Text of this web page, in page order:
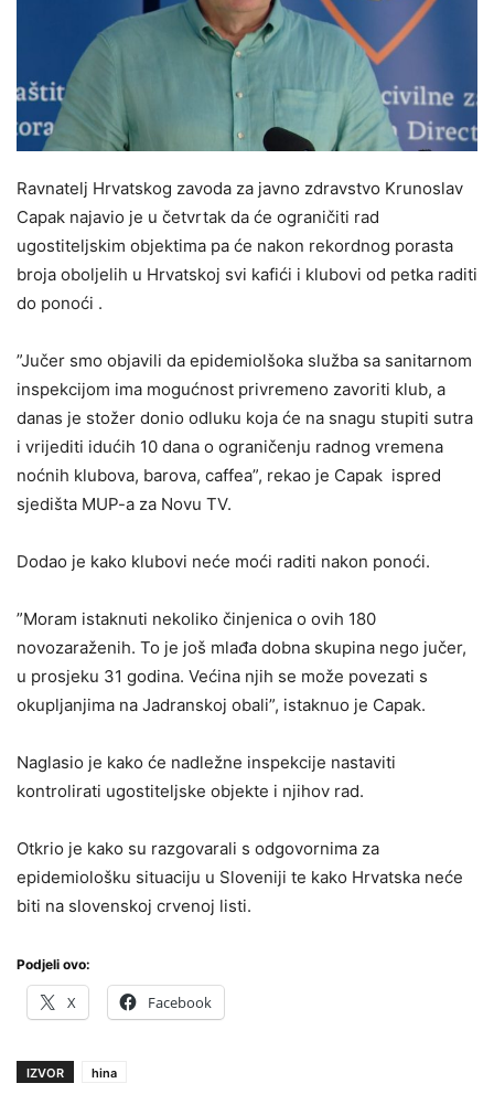
Ravnatelj Hrvatskog zavoda za javno zdravstvo Krunoslav
Capak najavio je u četvrtak da će ograničiti rad
ugostiteljskim objektima pa će nakon rekordnog porasta
broja oboljelih u Hrvatskoj svi kafići i klubovi od petka raditi
do ponoći .
”Jučer smo objavili da epidemiolšoka služba sa sanitarnom
inspekcijom ima mogućnost privremeno zavoriti klub, a
danas je stožer donio odluku koja će na snagu stupiti sutra
i vrijediti idućih 10 dana o ograničenju radnog vremena
noćnih klubova, barova, caffea”, rekao je Capak ispred
sjedišta MUP-a za Novu TV.
Dodao je kako klubovi neće moći raditi nakon ponoći.
”Moram istaknuti nekoliko činjenica o ovih 180
novozaraženih. To je još mlađa dobna skupina nego jučer,
u prosjeku 31 godina. Većina njih se može povezati s
okupljanjima na Jadranskoj obali”, istaknuo je Capak.
Naglasio je kako će nadležne inspekcije nastaviti
kontrolirati ugostiteljske objekte i njihov rad.
Otkrio je kako su razgovarali s odgovornima za
epidemiološku situaciju u Sloveniji te kako Hrvatska neće
biti na slovenskoj crvenoj listi.
Podjeli ovo:
X Facebook
IZVOR hina